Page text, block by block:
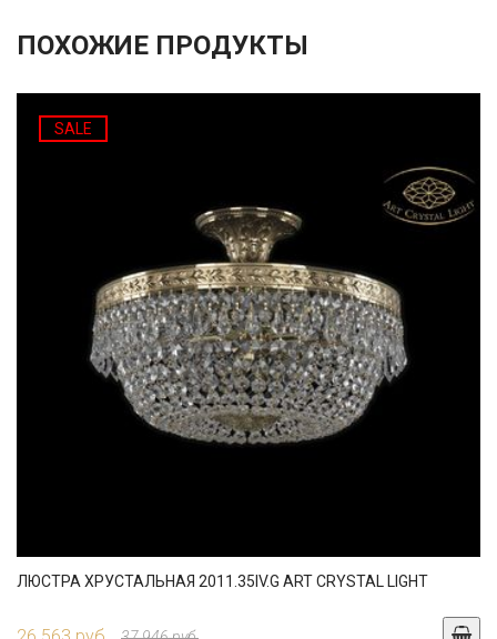
ПОХОЖИЕ ПРОДУКТЫ
SALE
ЛЮСТРА ХРУСТАЛЬНАЯ 2011.35IV.G ART CRYSTAL LIGHT